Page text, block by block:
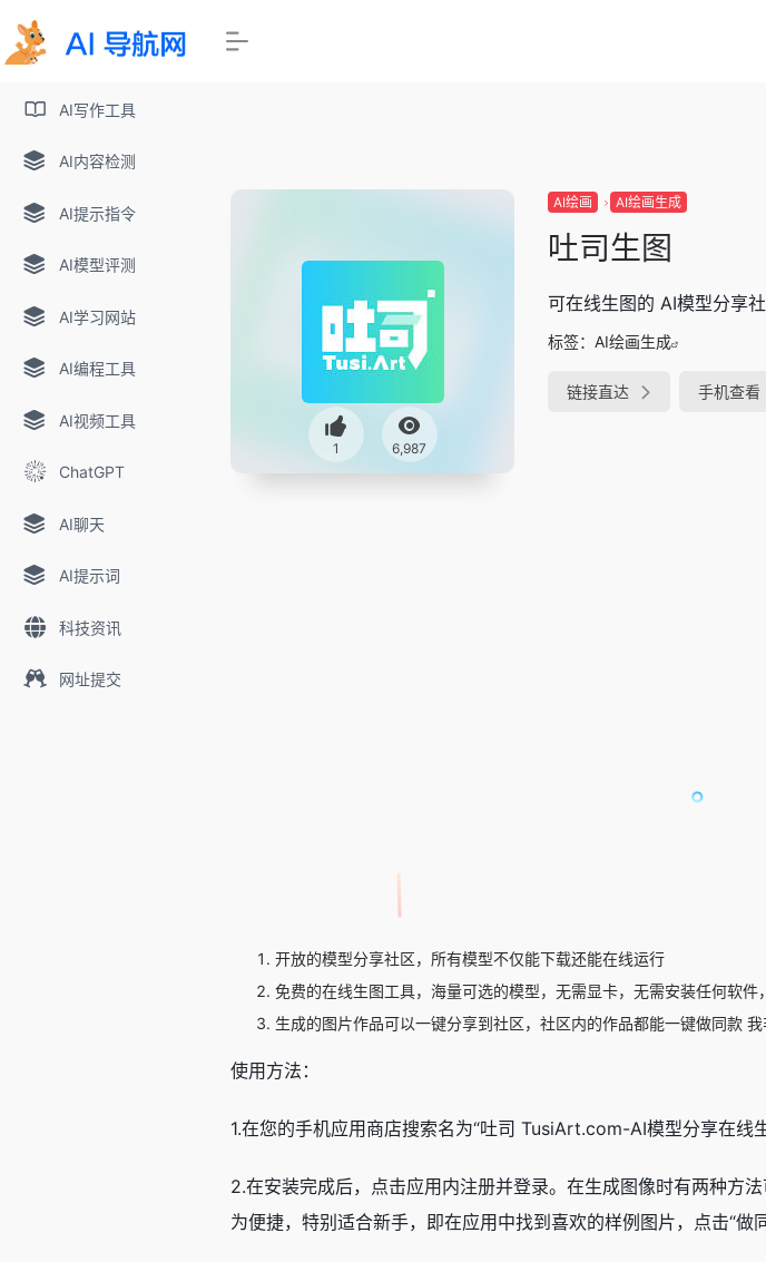
AI写作工具
AI内容检测
AI提示指令
AI模型评测
AI学习网站
AI编程工具
AI视频工具
ChatGPT
AI聊天
AI提示词
科技资讯
网址提交
1 6,987
AI绘画 AI绘画生成
吐司生图
可在线生图的 AI模型分享
标签： AI绘画生成
链接直达 手机查看
开放的模型分享社区，所有模型不仅能下载还能在线运行
免费的在线生图工具，海量可选的模型，无需显卡，无需安装任何软件
生成的图片作品可以一键分享到社区，社区内的作品都能一键做同款
使用方法：
1.在您的手机应用商店搜索名为“吐司 TusiArt.com-AI模型分享在
2.在安装完成后，点击应用内注册并登录。在生成图像时有两种方
为便捷，特别适合新手，即在应用中找到喜欢的样例图片，点击“